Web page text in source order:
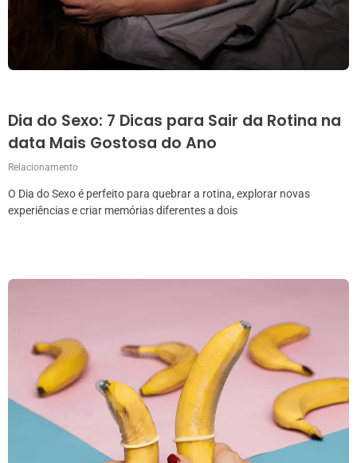
Dia do Sexo: 7 Dicas para Sair da Rotina na
data Mais Gostosa do Ano
Relacionamento
O Dia do Sexo é perfeito para quebrar a rotina, explorar novas
experiências e criar memórias diferentes a dois